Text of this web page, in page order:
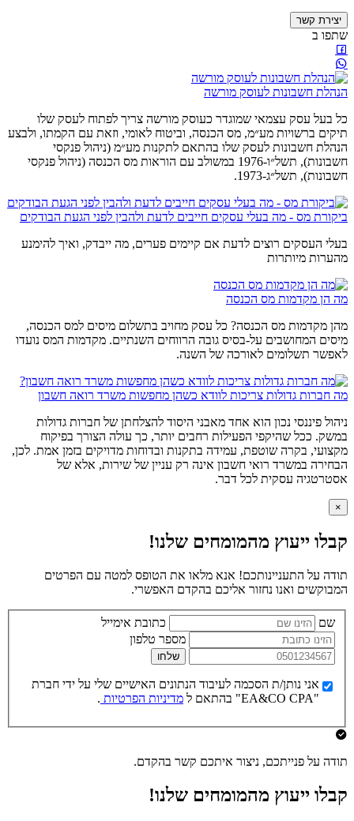
יצירת קשר
שתפו ב
הנהלת חשבונות לעוסק מורשה
כל בעל עסק עצמאי שמוגדר כעוסק מורשה צריך לפתוח לעסק שלו
תיקים ברשויות מע״מ, מס הכנסה, וביטוח לאומי, וזאת עם הקמתו, ולבצע
הנהלת חשבונות לעסק שלו בהתאם לתקנות מע״מ (ניהול פנקסי
חשבונות), תשל״ו-1976 במשולב עם הוראות מס הכנסה (ניהול פנקסי
חשבונות), תשל״ג-1973.
ביקורת מס - מה בעלי עסקים חייבים לדעת ולהבין לפני הגעת הבודקים
בעלי העסקים רוצים לדעת אם קיימים פערים, מה ייבדק, ואיך להימנע
מהערות מיותרות
מה הן מקדמות מס הכנסה
מהן מקדמות מס הכנסה? כל עסק מחויב בתשלום מיסים למס הכנסה,
מיסים המחושבים על-בסיס גובה הרווחים השנתיים. מקדמות המס נועדו
לאפשר תשלומים לאורכה של השנה.
מה חברות גדולות צריכות לוודא כשהן מחפשות משרד רואה חשבון
ניהול פיננסי נכון הוא אחד מאבני היסוד להצלחתן של חברות גדולות
במשק. ככל שהיקפי הפעילות רחבים יותר, כך עולה הצורך בפיקוח
מקצועי, בקרה שוטפת, עמידה בתקנות ובדוחות מדויקים בזמן אמת. לכן,
הבחירה במשרד רואי חשבון אינה רק עניין של שירות, אלא של
אסטרטגיה עסקית לכל דבר.
×
קבלו ייעוץ מהמומחים שלנו!
תודה על התעניינותכם! אנא מלאו את הטופס למטה עם הפרטים
המבוקשים ואנו נחזור אליכם בהקדם האפשרי.
שם
כתובת אימייל
מספר טלפון
שלחו
אני נותן/ת הסכמה לעיבוד הנתונים האישיים שלי על ידי חברת
"EA&CO CPA" בהתאם ל
מדיניות הפרטיות .
תודה על פנייתכם, ניצור איתכם קשר בהקדם.
קבלו ייעוץ מהמומחים שלנו!